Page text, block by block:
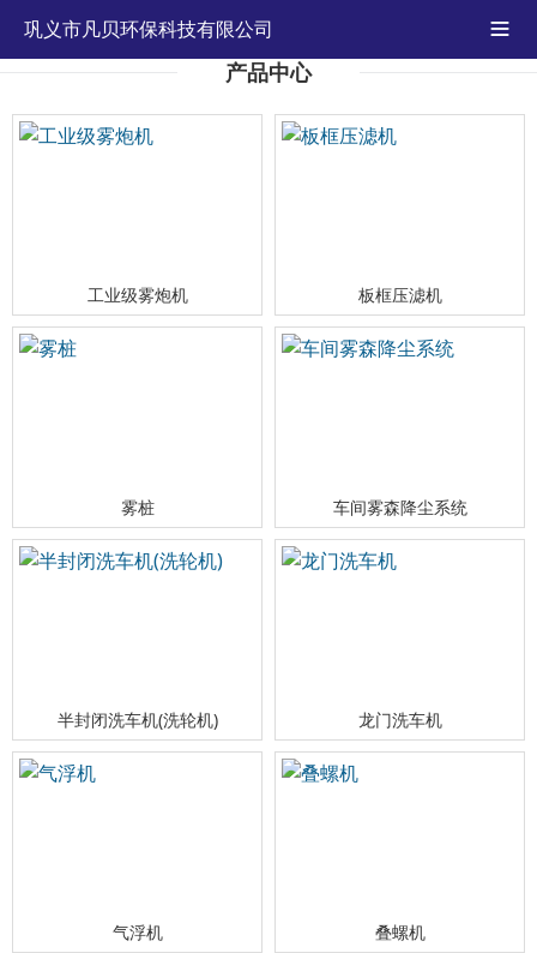
巩义市凡贝环保科技有限公司 
产品中心
工业级雾炮机 板框压滤机
雾桩 车间雾森降尘系统
半封闭洗车机(洗轮机) 龙门洗车机
气浮机 叠螺机